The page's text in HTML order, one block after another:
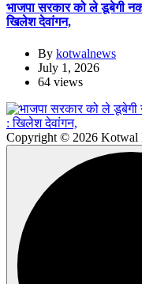
भाजपा सरकार को ले डूबेगी
खिलेश देवांगन,
By kotwalnews
July 1, 2026
64 views
Copyright © 2026 Kotwal